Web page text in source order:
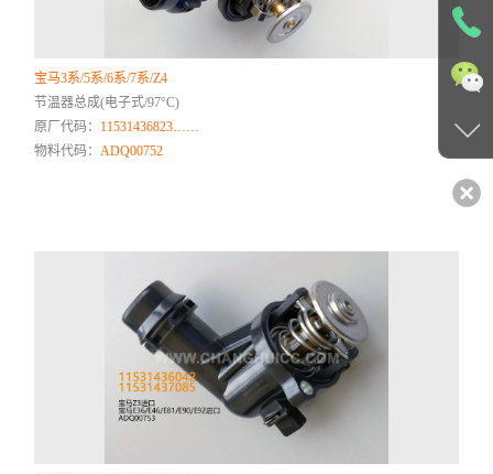
宝马3系/5系/6系/7系/Z4
节温器总成(电子式/97°C)
原厂代码： 11531436823……
物料代码：ADQ00752